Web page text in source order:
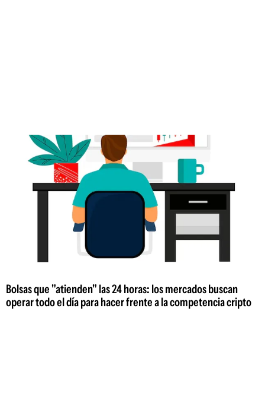
Bolsas que "atienden" las 24 horas: los mercados buscan
operar todo el día para hacer frente a la competencia cripto